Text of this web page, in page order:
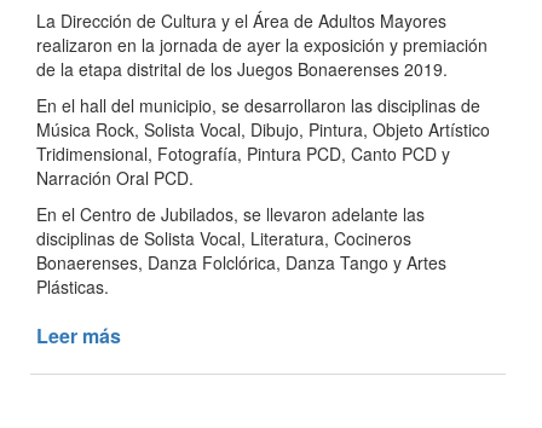
La Dirección de Cultura y el Área de Adultos Mayores
realizaron en la jornada de ayer la exposición y premiación
de la etapa distrital de los Juegos Bonaerenses 2019.
En el hall del municipio, se desarrollaron las disciplinas de
Música Rock, Solista Vocal, Dibujo, Pintura, Objeto Artístico
Tridimensional, Fotografía, Pintura PCD, Canto PCD y
Narración Oral PCD.
En el Centro de Jubilados, se llevaron adelante las
disciplinas de Solista Vocal, Literatura, Cocineros
Bonaerenses, Danza Folclórica, Danza Tango y Artes
Plásticas.
Leer más